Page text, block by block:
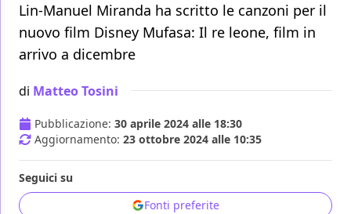
Lin-Manuel Miranda ha scritto le canzoni per il
nuovo film Disney Mufasa: Il re leone, film in
arrivo a dicembre
di Matteo Tosini
Pubblicazione: 30 aprile 2024 alle 18:30
Aggiornamento: 23 ottobre 2024 alle 10:35
Seguici su
Fonti preferite